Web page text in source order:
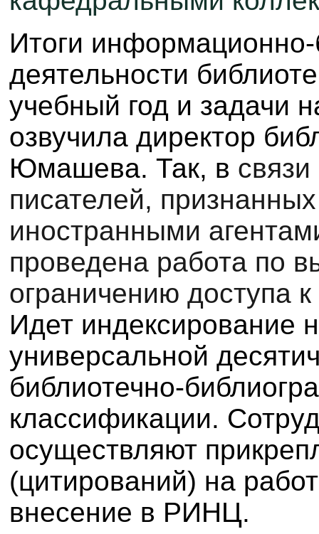
Итоги
деятельности
учебный год и задачи
озвучила директор
Юмашева. Так, в
писателей,
иностранными
проведена работа по
ограничению доступа
Идет индексирование
универсальной
библиотечно-
классификации.
осуществляют п
(цитирований) на
внесение в РИНЦ.